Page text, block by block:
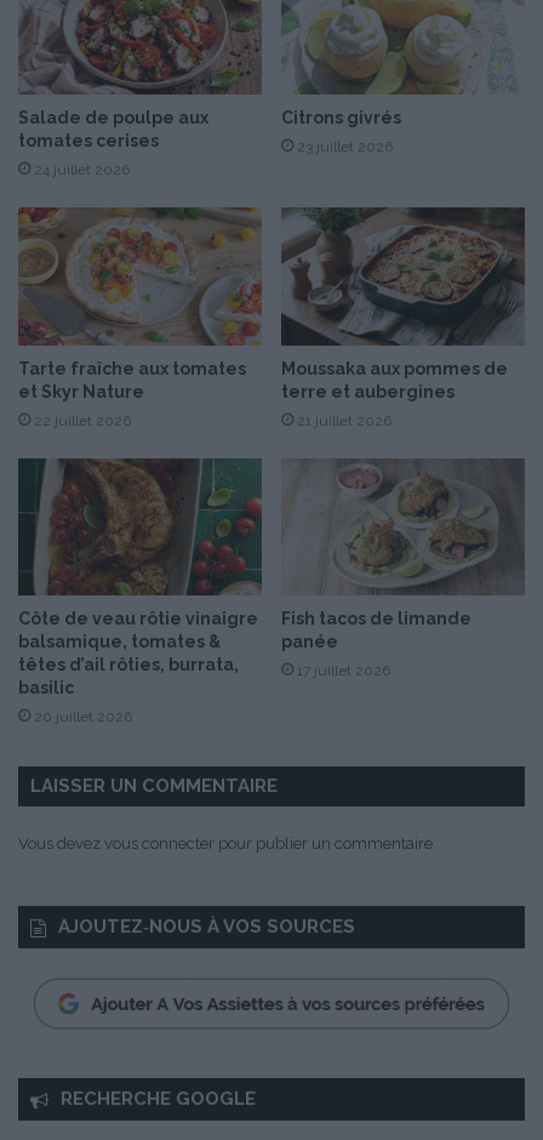
e
d
e
t
e
r
e
P
o
m
p
a
d
o
u
R
o
u
g
Salade de poulpe aux
tomates cerises
24 juillet 2026
Citrons givrés
23 juillet 2026
Tarte fraîche aux tomates
et Skyr Nature
22 juillet 2026
Moussaka aux pommes de
terre et aubergines
21 juillet 2026
Côte de veau rôtie vinaigre
balsamique, tomates &
têtes d’ail rôties, burrata,
basilic
20 juillet 2026
Fish tacos de limande
panée
17 juillet 2026
LAISSER UN COMMENTAIRE
Vous devez vous connecter pour publier un commentaire.
AJOUTEZ‑NOUS À VOS SOURCES
RECHERCHE GOOGLE